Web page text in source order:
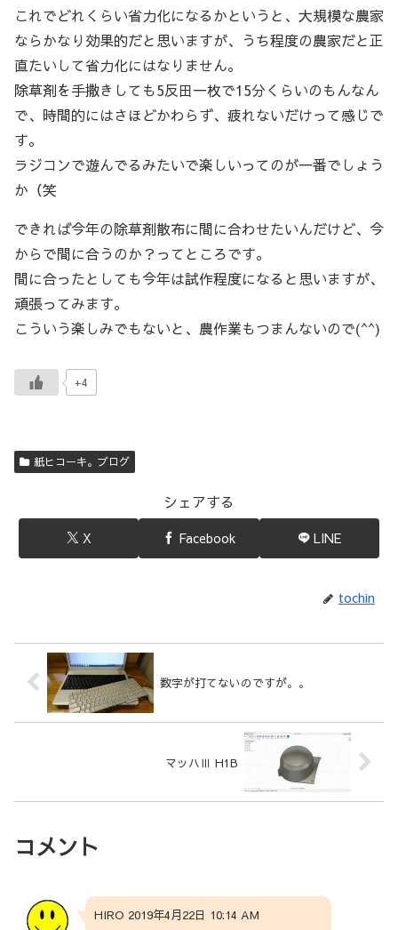
これでどれくらい省力化になるかというと、大規模な農家
ならかなり効果的だと思いますが、うち程度の農家だと正
直たいして省力化にはなりません。
除草剤を手撒きしても5反田一枚で15分くらいのもんなん
で、時間的にはさほどかわらず、疲れないだけって感じで
す。
ラジコンで遊んでるみたいで楽しいってのが一番でしょう
か（笑
できれば今年の除草剤散布に間に合わせたいんだけど、今
からで間に合うのか？ってところです。
間に合ったとしても今年は試作程度になると思いますが、
頑張ってみます。
こういう楽しみでもないと、農作業もつまんないので(^^)
+4
紙ヒコーキ。ブログ
シェアする
X Facebook LINE
tochin
数字が打てないのですが。。
マッハⅢ H1B
コメント
HIRO 2019年4月22日 10:14 AM